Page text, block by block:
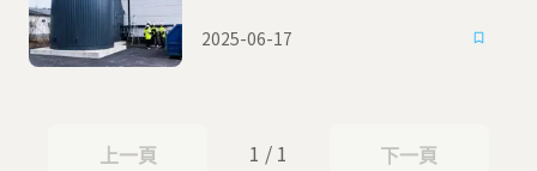
2025-06-17
上一頁
上一頁 1 / 1 下一頁
下一頁